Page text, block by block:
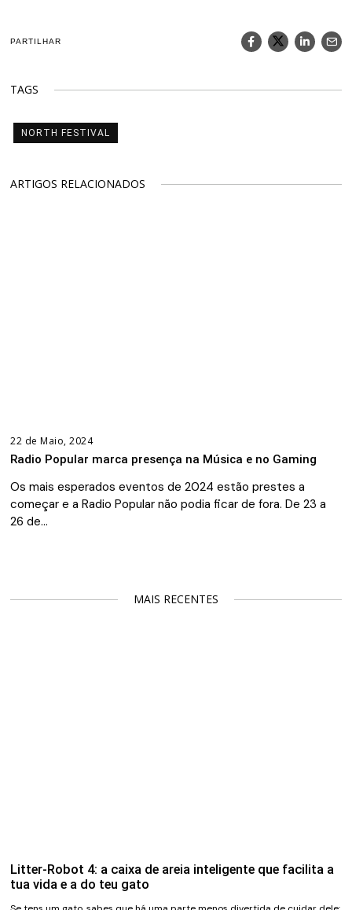
PARTILHAR
TAGS
NORTH FESTIVAL
ARTIGOS RELACIONADOS
22 de Maio, 2024
Radio Popular marca presença na Música e no Gaming
Os mais esperados eventos de 2024 estão prestes a
começar e a Radio Popular não podia ficar de fora. De 23 a
26 de…
MAIS RECENTES
Litter-Robot 4: a caixa de areia inteligente que facilita a
tua vida e a do teu gato